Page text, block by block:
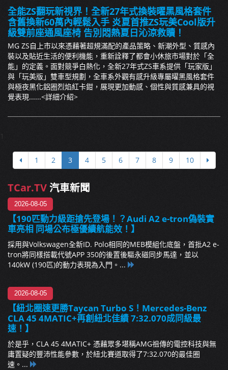
全能ZS翻玩新視界！全新27年式換裝曜黑風格套件
含舊換新60萬內輕鬆入手 炎夏首推ZS玩美Cool版升
級雙前座通風座椅 告別悶熱夏日沁涼救贖！
MG ZS自上市以來憑藉著超規滿配的產品策略、新潮外型、質感內
裝以及貼近生活的便利機能，重新詮釋了都會小休旅市場對於「全
能」的定義。面對競爭白熱化，全新27年式ZS車系提供「玩家版」
與「玩美版」雙車型規劃，全車系外觀有感升級專屬曜黑風格套件
與極夜黑化鋁圈烈焰紅卡鉗，展現更加動感、個性與質感兼具的視
覺表現......<詳細介紹>
1
1 2 3 4 5 6 7 8 9 10
TCar.TV汽車新聞
2026-08-05
【190匹動力級距搶先登場！？Audi A2 e-tron偽裝實
車亮相 同場公布極優續航能效！】
採用與Volkswagen全新ID. Polo相同的MEB模組化底盤，首批A2 e-
tron將同樣搭載代號APP 350的後置後驅永磁同步馬達，並以
140kW (190匹)的動力表現為入門。...
2026-08-05
【紐北圈速更勝Taycan Turbo S！Mercedes-Benz
CLA 45 4MATIC+再創紐北佳績 7:32.070成同級最
速！】
於是乎，CLA 45 4MATIC+ 憑藉眾多堪稱AMG祖傳的電控科技與無
庸置疑的豐沛性能參數，於紐北賽道取得了7:32.070的最佳圈
速。...